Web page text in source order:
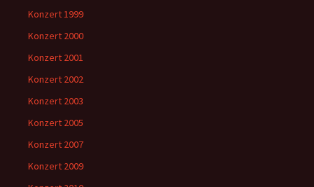
Konzert 1999
Konzert 2000
Konzert 2001
Konzert 2002
Konzert 2003
Konzert 2005
Konzert 2007
Konzert 2009